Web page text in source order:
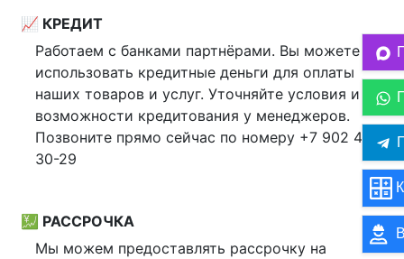
📈 КРЕДИТ
Работаем с банками партнёрами. Вы можете
использовать кредитные деньги для оплаты
наших товаров и услуг. Уточняйте условия и
возможности кредитования у менеджеров.
Позвоните прямо сейчас по номеру +7 902 43-
30-29
💹 РАССРОЧКА
Мы можем предоставлять рассрочку на